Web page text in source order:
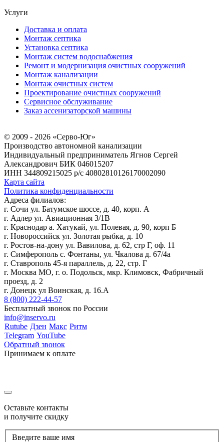
Услуги
Доставка и оплата
Монтаж септика
Установка септика
Монтаж систем водоснабжения
Ремонт и модернизация очистных сооружений
Монтаж канализации
Монтаж очистных систем
Проектирование очистных сооружений
Сервисное обслуживание
Заказ ассенизаторской машины
© 2009 - 2026 «Серво-Юг»
Производство автономной канализации
Индивидуальный предприниматель Ягнов Сергей
Александрович БИК 046015207
ИНН 344809215025 р/с 40802810126170002090
Карта сайта
Политика конфиденциальности
Адреса филиалов:
г. Сочи ул. Батумское шоссе, д. 40, корп. А
г. Адлер ул. Авиационная 3/1В
г. Краснодар а. Хатукай, ул. Полевая, д. 90, корп Б
г. Новороссийск ул. Золотая рыбка, д. 10
г. Ростов-на-дону ул. Вавилова, д. 62, стр Г, оф. 11
г. Симферополь с. Фонтаны, ул. Чкалова д. 67/4а
г. Ставрополь 45-я параллель, д. 22, стр. Г
г. Москва МО, г. о. Подольск, мкр. Климовск, Фабричный
проезд, д. 2
г. Донецк ул Воинская, д. 16.А
8 (800) 222-44-57
Бесплатный звонок по России
info@inservo.ru
Rutube Дзен Макс Ритм
Telegram YouTube
Обратный звонок
Принимаем к оплате
Оставьте контакты
и получите скидку
Введите ваше имя